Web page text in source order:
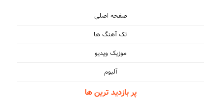
صفحه اصلی
تک آهنگ ها
موزیک ویدیو
آلبوم
پر بازدید ترین ها